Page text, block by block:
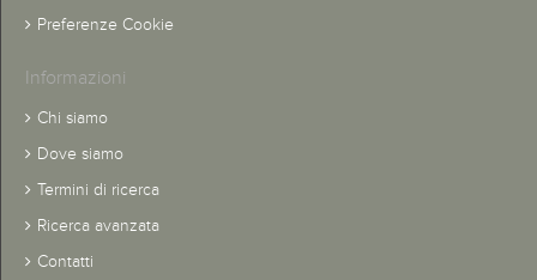
Preferenze Cookie
Informazioni
Chi siamo
Dove siamo
Termini di ricerca
Ricerca avanzata
Contatti